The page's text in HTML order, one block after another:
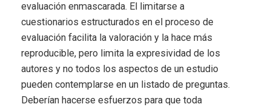
evaluación enmascarada. El limitarse a
cuestionarios estructurados en el proceso de
evaluación facilita la valoración y la hace más
reproducible, pero limita la expresividad de los
autores y no todos los aspectos de un estudio
pueden contemplarse en un listado de preguntas.
Deberían hacerse esfuerzos para que toda